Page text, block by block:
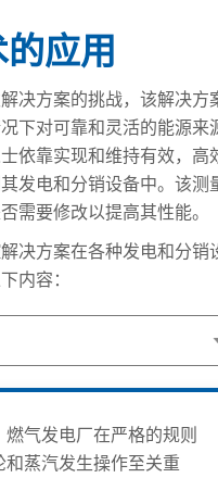
应用
决方案的挑战，该解决方
下对可靠和灵活的能源来
依靠实现和维持有效，高
发电和分销设备中。该测
需要修改以提高其性能。
决方案在各种发电和分销
内容：
气发电厂在严格的规则
蒸汽发生操作至关重